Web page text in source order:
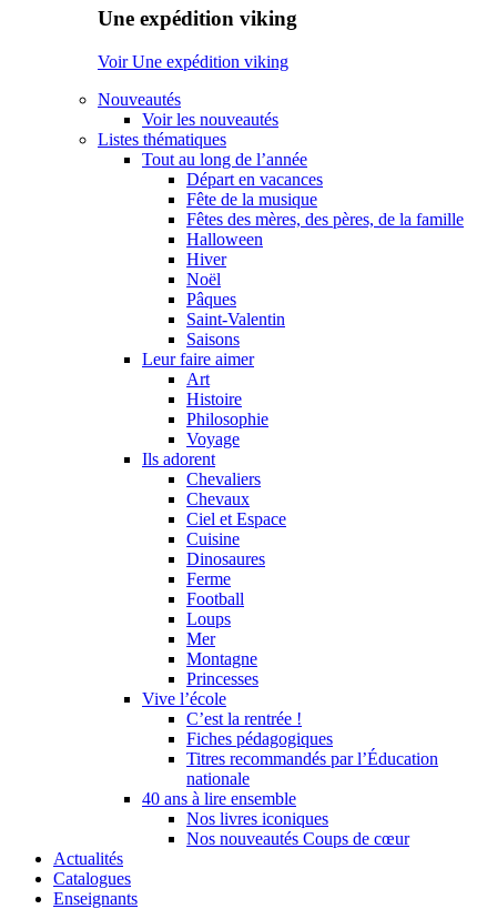
Une expédition viking
Voir Une expédition viking
Nouveautés
Voir les nouveautés
Listes thématiques
Tout au long de l’année
Départ en vacances
Fête de la musique
Fêtes des mères, des pères, de la famille
Halloween
Hiver
Noël
Pâques
Saint-Valentin
Saisons
Leur faire aimer
Art
Histoire
Philosophie
Voyage
Ils adorent
Chevaliers
Chevaux
Ciel et Espace
Cuisine
Dinosaures
Ferme
Football
Loups
Mer
Montagne
Princesses
Vive l’école
C’est la rentrée !
Fiches pédagogiques
Titres recommandés par l’Éducation
nationale
40 ans à lire ensemble
Nos livres iconiques
Nos nouveautés Coups de cœur
Actualités
Catalogues
Enseignants